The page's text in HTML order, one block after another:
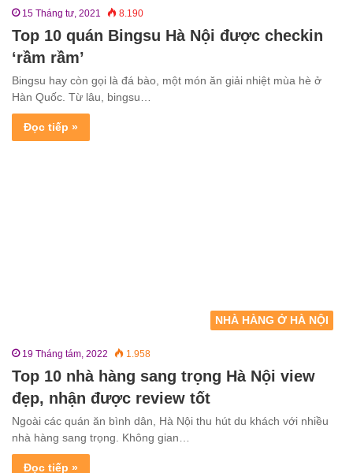
15 Tháng tư, 2021 8.190
Top 10 quán Bingsu Hà Nội được checkin
‘rầm rầm’
Bingsu hay còn gọi là đá bào, một món ăn giải nhiệt mùa hè ở
Hàn Quốc. Từ lâu, bingsu…
Đọc tiếp »
NHÀ HÀNG Ở HÀ NỘI
19 Tháng tám, 2022 1.958
Top 10 nhà hàng sang trọng Hà Nội view
đẹp, nhận được review tốt
Ngoài các quán ăn bình dân, Hà Nội thu hút du khách với nhiều
nhà hàng sang trọng. Không gian…
Đọc tiếp »